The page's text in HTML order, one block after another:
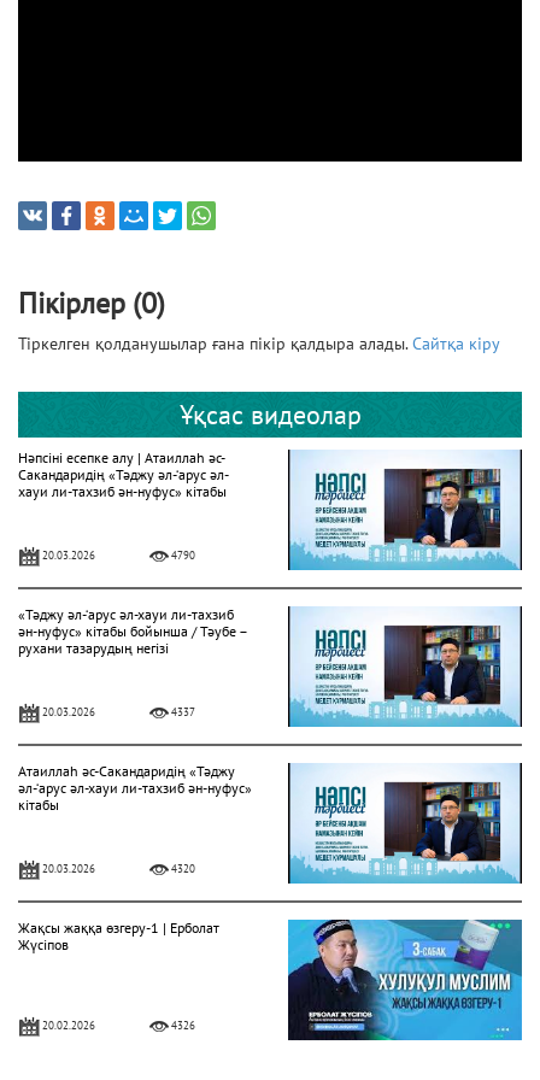
Пікірлер (0)
Тіркелген қолданушылар ғана пікір қалдыра алады.Сайтқа кіру
Ұқсас видеолар
Нәпсіні есепке алу | Атаиллаһ әс-
Сакандаридің «Тәджу әл-‘арус әл-
хауи ли-тахзиб ән-нуфус» кітабы
20.03.2026 4790
«Тәджу әл-‘арус әл-хауи ли-тахзиб
ән-нуфус» кітабы бойынша / Тәубе –
рухани тазарудың негізі
20.03.2026 4337
Атаиллаһ әс-Сакандаридің «Тәджу
әл-‘арус әл-хауи ли-тахзиб ән-нуфус»
кітабы
20.03.2026 4320
Жақсы жаққа өзгеру-1 | Ерболат
Жүсіпов
20.02.2026 4326